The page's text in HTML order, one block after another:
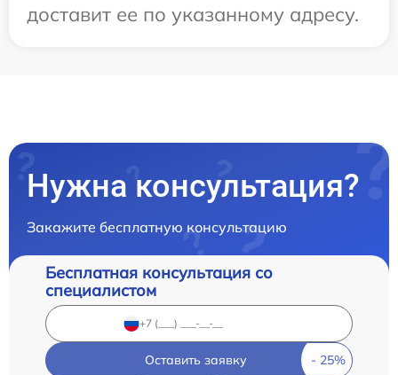
доставит ее по указанному адресу.
Нужна консультация?
Закажите бесплатную консультацию
Бесплатная консультация со
специалистом
Оставить заявку